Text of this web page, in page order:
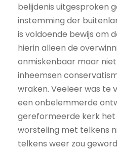
belijdenis uitgesproken
instemming der
is voldoende bewijs om
hierin alleen de
onmiskenbaar maar
inheemsen
wraken. Veeleer was te
een onbelemmerde
gereformeerde kerk
worsteling met telkens
telkens weer zou